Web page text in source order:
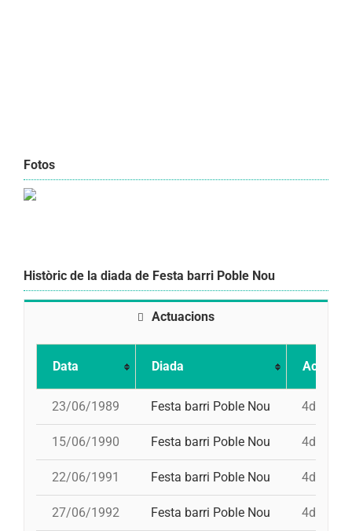
Fotos
Històric de la diada de Festa barri Poble Nou
Actuacions
Data Diada Actuació
23/06/1989 Festa barri Poble Nou 4d7,
15/06/1990 Festa barri Poble Nou 4d7,
22/06/1991 Festa barri Poble Nou 4d7a,
27/06/1992 Festa barri Poble Nou 4d7,